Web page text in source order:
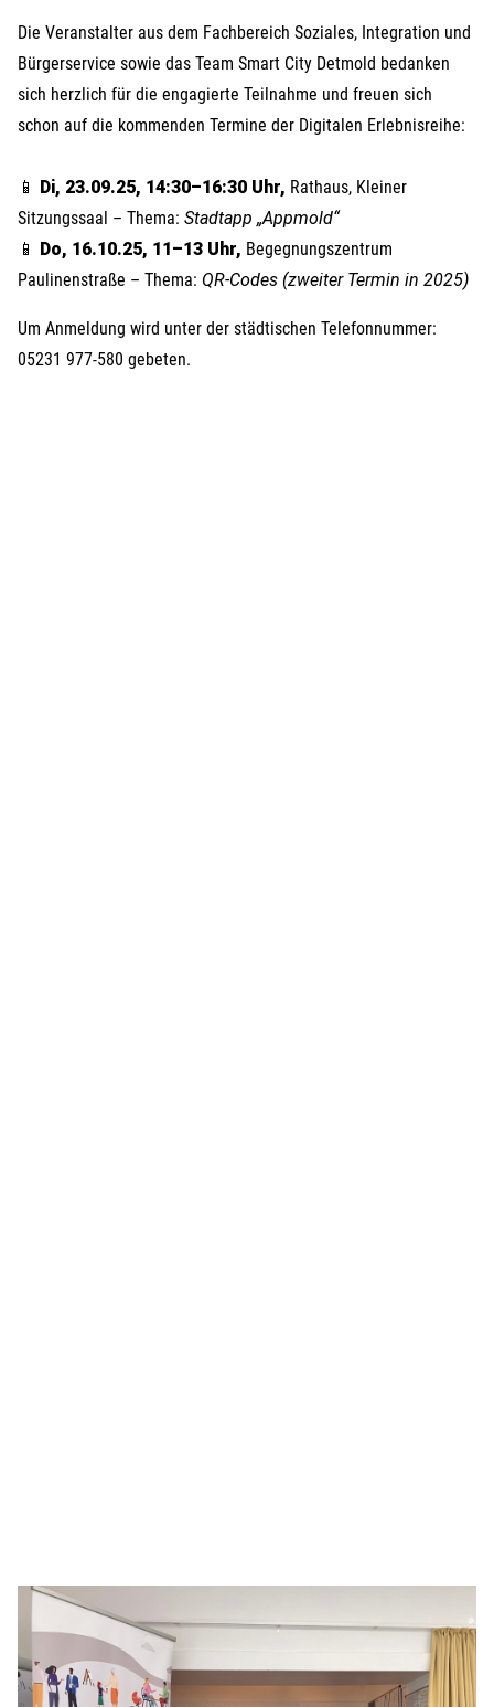
Die Veranstalter aus dem Fachbereich Soziales, Integration und
Bürgerservice sowie das Team Smart City Detmold bedanken
sich herzlich für die engagierte Teilnahme und freuen sich
schon auf die kommenden Termine der Digitalen Erlebnisreihe:
📱 Di, 23.09.25, 14:30–16:30 Uhr, Rathaus, Kleiner
Sitzungssaal – Thema: Stadtapp „Appmold“
📱 Do, 16.10.25, 11–13 Uhr, Begegnungszentrum
Paulinenstraße – Thema: QR-Codes (zweiter Termin in 2025)
Um Anmeldung wird unter der städtischen Telefonnummer:
05231 977-580 gebeten.